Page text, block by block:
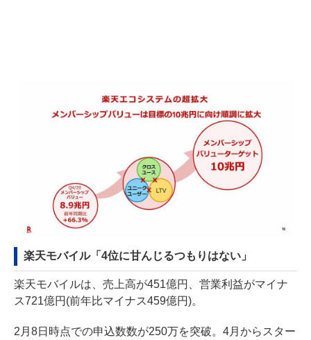
楽天モバイル「4位に甘んじるつもりはない」
楽天モバイルは、売上高が451億円、営業利益がマイナ
ス721億円(前年比マイナス459億円)。
2月8日時点での申込数数が250万を突破。4月からスター